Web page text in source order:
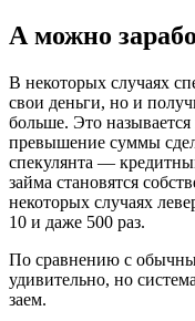
А можно
В некоторых случаях
свои деньги, но и
больше. Это
превышение суммы
спекулянта —
займа становятся
некоторых случаях
10 и даже 500 раз.
По сравнению с
удивительно, но
заем.